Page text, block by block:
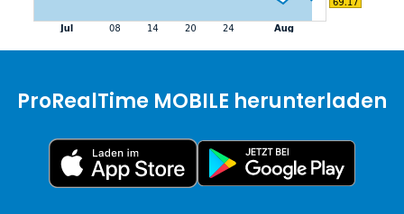
ProRealTime MOBILE herunterladen